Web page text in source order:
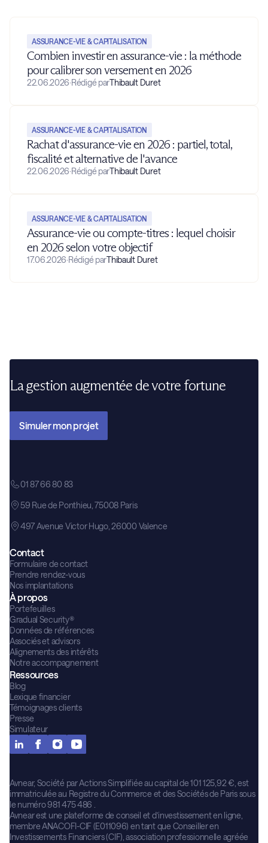
ASSURANCE-VIE & CAPITALISATION
Combien investir en assurance-vie : la méthode
pour calibrer son versement en 2026
22.06.2026·Rédigé parThibault Duret
ASSURANCE-VIE & CAPITALISATION
Rachat d'assurance-vie en 2026 : partiel, total,
fiscalité et alternative de l'avance
22.06.2026·Rédigé parThibault Duret
ASSURANCE-VIE & CAPITALISATION
Assurance-vie ou compte-titres : lequel choisir
en 2026 selon votre objectif
17.06.2026·Rédigé parThibault Duret
La gestion augmentée de votre fortune
Simuler mon projet
01 87 66 80 83
59 Rue de Ponthieu, 75008 Paris
497 Avenue Victor Hugo, 26000 Valence
Contact
Formulaire de contact
Prendre rendez-vous
Nos implantations
À propos
Portefeuilles
Gradual Security®
Données de références
Associés et advisors
Alignements des intérêts
Notre accompagnement
Ressources
Blog
Lexique financier
Témoignages clients
Presse
Simulateur
Avnear, Société par Actions Simplifiée au capital de 101 125,92 €, est
immatriculée au Registre du Commerce et des Sociétés de Paris sous
le numéro 981 475 486 .
Avnear est une plateforme de conseil et d’investissement en ligne,
membre ANACOFI-CIF (E011096) en tant que Conseiller en
Investissements Financiers (CIF), association professionnelle agréée